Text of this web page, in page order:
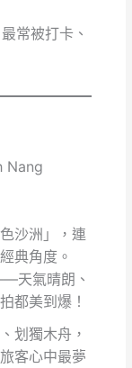
常被打卡、
Nang
沙洲」，連
典角度。
天氣晴朗、
都美到爆！
划獨木舟，
客心中最夢